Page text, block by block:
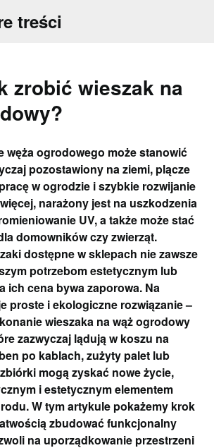
treści
zrobić wieszak na
węża ogrodowego może stanowić
pozostawiony na ziemi, plącze
w ogrodzie i szybkie rozwijanie
narażony jest na uszkodzenia
UV, a także może stać
domowników czy zwierząt.
dostępne w sklepach nie zawsze
potrzebom estetycznym lub
ich cena bywa zaporowa. Na
proste i ekologiczne rozwiązanie –
wieszaka na wąż ogrodowy
zazwyczaj lądują w koszu na
po kablach, zużyty palet lub
mogą zyskać nowe życie,
i estetycznym elementem
W tym artykule pokażemy krok
zbudować funkcjonalny
na uporządkowanie przestrzeni